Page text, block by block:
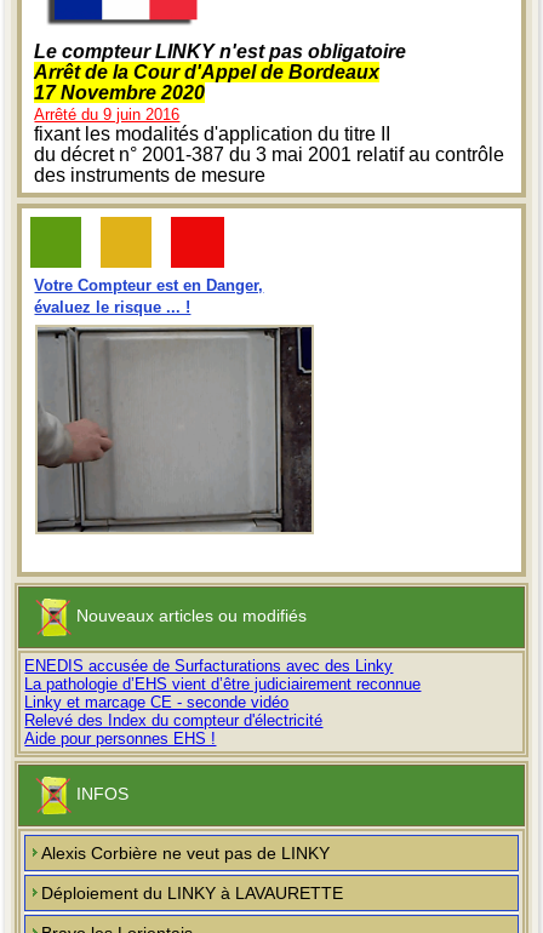
Le compteur LINKY n'est pas obligatoire
Arrêt de la Cour d'Appel de Bordeaux
17 Novembre 2020
Arrêté du 9 juin 2016
fixant les modalités d'application du titre II
du décret n° 2001-387 du 3 mai 2001 relatif au contrôle
des instruments de mesure
Votre Compteur est en Danger,
évaluez le risque ... !
Nouveaux articles ou modifiés
ENEDIS accusée de Surfacturations avec des Linky
La pathologie d’EHS vient d’être judiciairement reconnue
Linky et marcage CE - seconde vidéo
Relevé des Index du compteur d'électricité
Aide pour personnes EHS !
INFOS
Alexis Corbière ne veut pas de LINKY
Déploiement du LINKY à LAVAURETTE